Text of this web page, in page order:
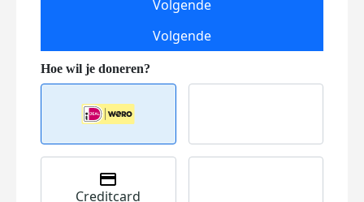
Volgende
Volgende
Creditcard